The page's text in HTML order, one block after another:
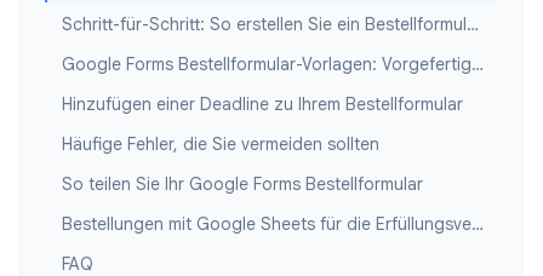
Schritt-für-Schritt: So erstellen Sie ein Bestellformular in Google Forms
Google Forms Bestellformular-Vorlagen: Vorgefertigte Strukturen
Hinzufügen einer Deadline zu Ihrem Bestellformular
Häufige Fehler, die Sie vermeiden sollten
So teilen Sie Ihr Google Forms Bestellformular
Bestellungen mit Google Sheets für die Erfüllungsverfolgung verbinden
FAQ